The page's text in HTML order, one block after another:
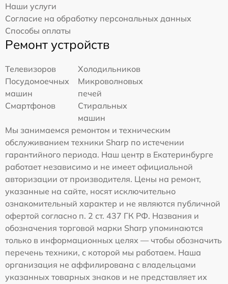
Наши услуги
Согласие на обработку персональных данных
Способы оплаты
Ремонт устройств
Телевизоров
Холодильников
Посудомоечных
машин
Микроволновых
печей
Смартфонов
Стиральных
машин
Мы занимаемся ремонтом и техническим
обслуживанием техники Sharp по истечении
гарантийного периода. Наш центр в Екатеринбурге
работает независимо и не имеет официальной
авторизации от производителя. Цены на ремонт,
указанные на сайте, носят исключительно
ознакомительный характер и не являются публичной
офертой согласно п. 2 ст. 437 ГК РФ. Названия и
обозначения торговой марки Sharp упоминаются
только в информационных целях — чтобы обозначить
перечень техники, с которой мы работаем. Наша
организация не аффилирована с владельцами
указанных товарных знаков и не представляет их